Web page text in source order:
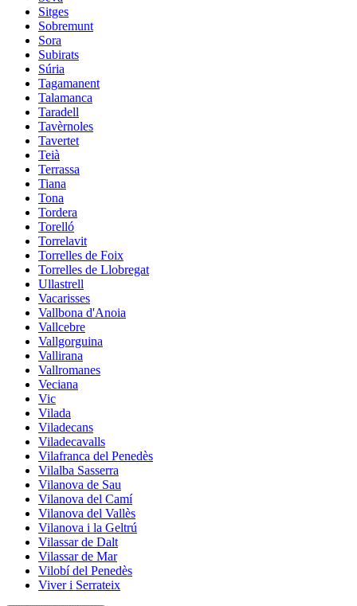
Sitges
Sobremunt
Sora
Subirats
Súria
Tagamanent
Talamanca
Taradell
Tavèrnoles
Tavertet
Teià
Terrassa
Tiana
Tona
Tordera
Torelló
Torrelavit
Torrelles de Foix
Torrelles de Llobregat
Ullastrell
Vacarisses
Vallbona d'Anoia
Vallcebre
Vallgorguina
Vallirana
Vallromanes
Veciana
Vic
Vilada
Viladecans
Viladecavalls
Vilafranca del Penedès
Vilalba Sasserra
Vilanova de Sau
Vilanova del Camí
Vilanova del Vallès
Vilanova i la Geltrú
Vilassar de Dalt
Vilassar de Mar
Vilobí del Penedès
Viver i Serrateix